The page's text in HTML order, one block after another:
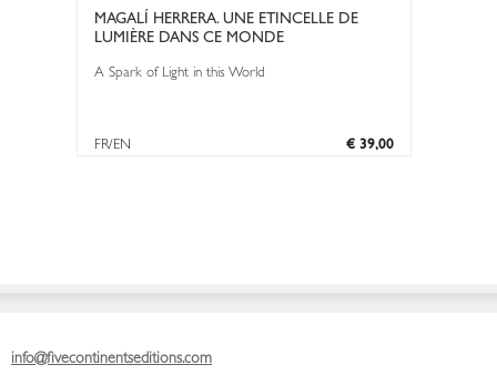
MAGALÍ HERRERA. UNE ETINCELLE DE
LUMIÈRE DANS CE MONDE
A Spark of Light in this World
€ 39,00
FR/EN
info@fivecontinentseditions.com